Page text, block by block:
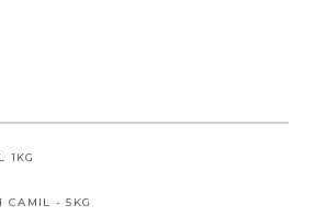
1KG
CAMIL - 5KG